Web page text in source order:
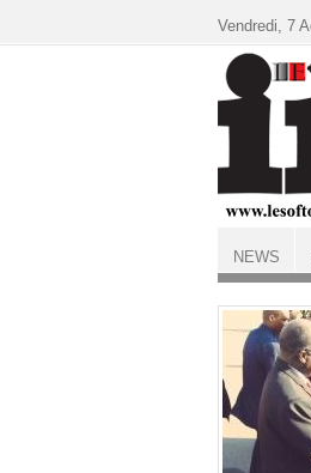
ACCUEIL
Vendredi, 7
NEWS